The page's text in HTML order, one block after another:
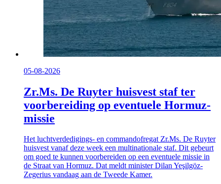
05-08-2026
Zr.Ms. De Ruyter huisvest staf ter
voorbereiding op eventuele Hormuz-
missie
Het luchtverdedigings- en commandofregat Zr.Ms. De Ruyter
huisvest vanaf deze week een multinationale staf. Dit gebeurt
om goed te kunnen voorbereiden op een eventuele missie in
de Straat van Hormuz. Dat meldt minister Dilan Yeşilgöz-
Zegerius vandaag aan de Tweede Kamer.